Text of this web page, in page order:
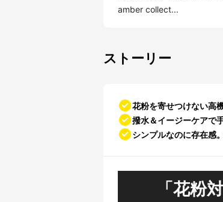
amber collect...
ストーリー
花粉を寄せつけない高
撥水＆イージーケアで
シンプルなのに存在感
「花粉